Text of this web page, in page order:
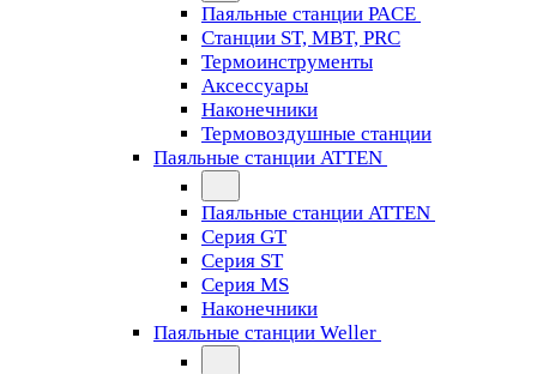
Паяльные станции PACE
Станции ST, MBT, PRC
Термоинструменты
Аксессуары
Наконечники
Термовоздушные станции
Паяльные станции ATTEN
Паяльные станции ATTEN
Серия GT
Серия ST
Серия MS
Наконечники
Паяльные станции Weller